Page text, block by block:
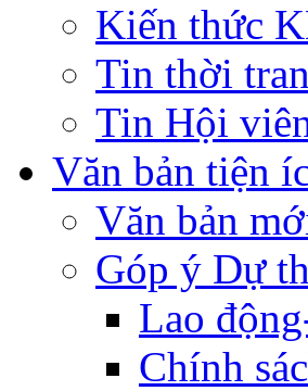
Kiến thức
Tin thời
Tin Hội
Văn bản tiện
Văn bản
Góp ý Dự
Lao
Chính